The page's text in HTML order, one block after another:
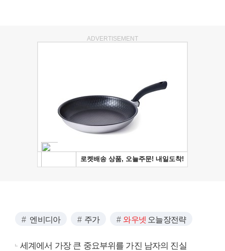
ADVERTISEMENT
엔비디아 주가 와우넷 오늘장전략
세계에서 가장 큰 중요부위를 가진 남자의 진실